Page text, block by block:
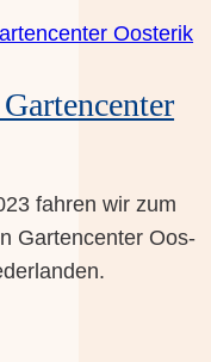
fah­ren wir zum
Gar­ten­cen­ter Oos­